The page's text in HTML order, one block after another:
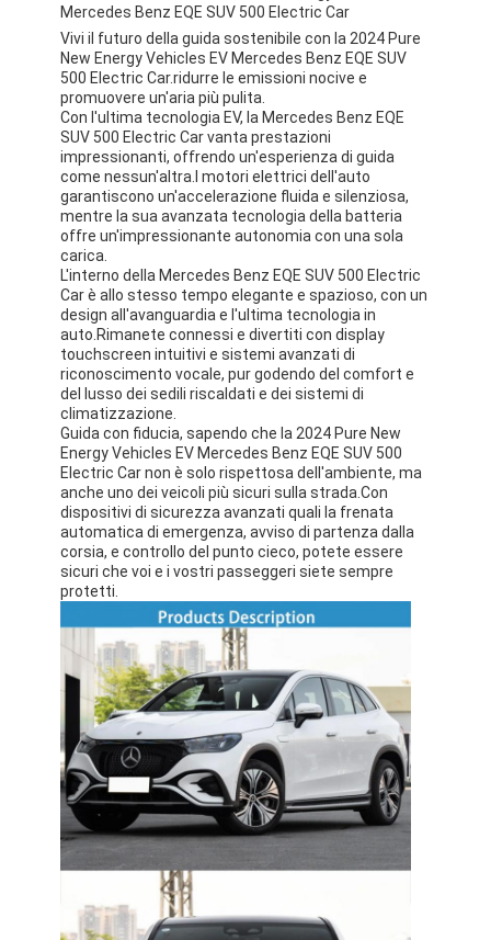
Casa.
Mercedes Benz EQE SUV 500 Electric Car
Vivi il futuro della guida sostenibile con la 2024 Pure
New Energy Vehicles EV Mercedes Benz EQE SUV
500 Electric Car.ridurre le emissioni nocive e
promuovere un'aria più pulita.
Con l'ultima tecnologia EV, la Mercedes Benz EQE
SUV 500 Electric Car vanta prestazioni
impressionanti, offrendo un'esperienza di guida
come nessun'altra.I motori elettrici dell'auto
garantiscono un'accelerazione fluida e silenziosa,
mentre la sua avanzata tecnologia della batteria
offre un'impressionante autonomia con una sola
carica.
L'interno della Mercedes Benz EQE SUV 500 Electric
Car è allo stesso tempo elegante e spazioso, con un
design all'avanguardia e l'ultima tecnologia in
auto.Rimanete connessi e divertiti con display
touchscreen intuitivi e sistemi avanzati di
riconoscimento vocale, pur godendo del comfort e
del lusso dei sedili riscaldati e dei sistemi di
climatizzazione.
Guida con fiducia, sapendo che la 2024 Pure New
Energy Vehicles EV Mercedes Benz EQE SUV 500
Electric Car non è solo rispettosa dell'ambiente, ma
anche uno dei veicoli più sicuri sulla strada.Con
dispositivi di sicurezza avanzati quali la frenata
automatica di emergenza, avviso di partenza dalla
corsia, e controllo del punto cieco, potete essere
sicuri che voi e i vostri passeggeri siete sempre
protetti.